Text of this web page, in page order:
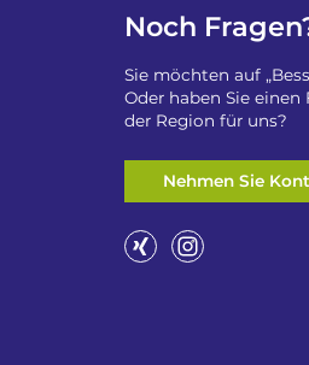
Noch
Sie möchten auf
Oder haben Sie
der Region für uns?
Nehmen Sie